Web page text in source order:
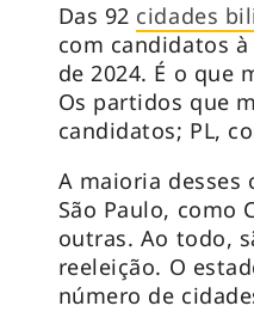
Das 92 cidades
com candidatos
de 2024. É o que
Os partidos que
candidatos; PL,
A maioria desses
São Paulo, como
outras. Ao todo,
reeleição. O
número de